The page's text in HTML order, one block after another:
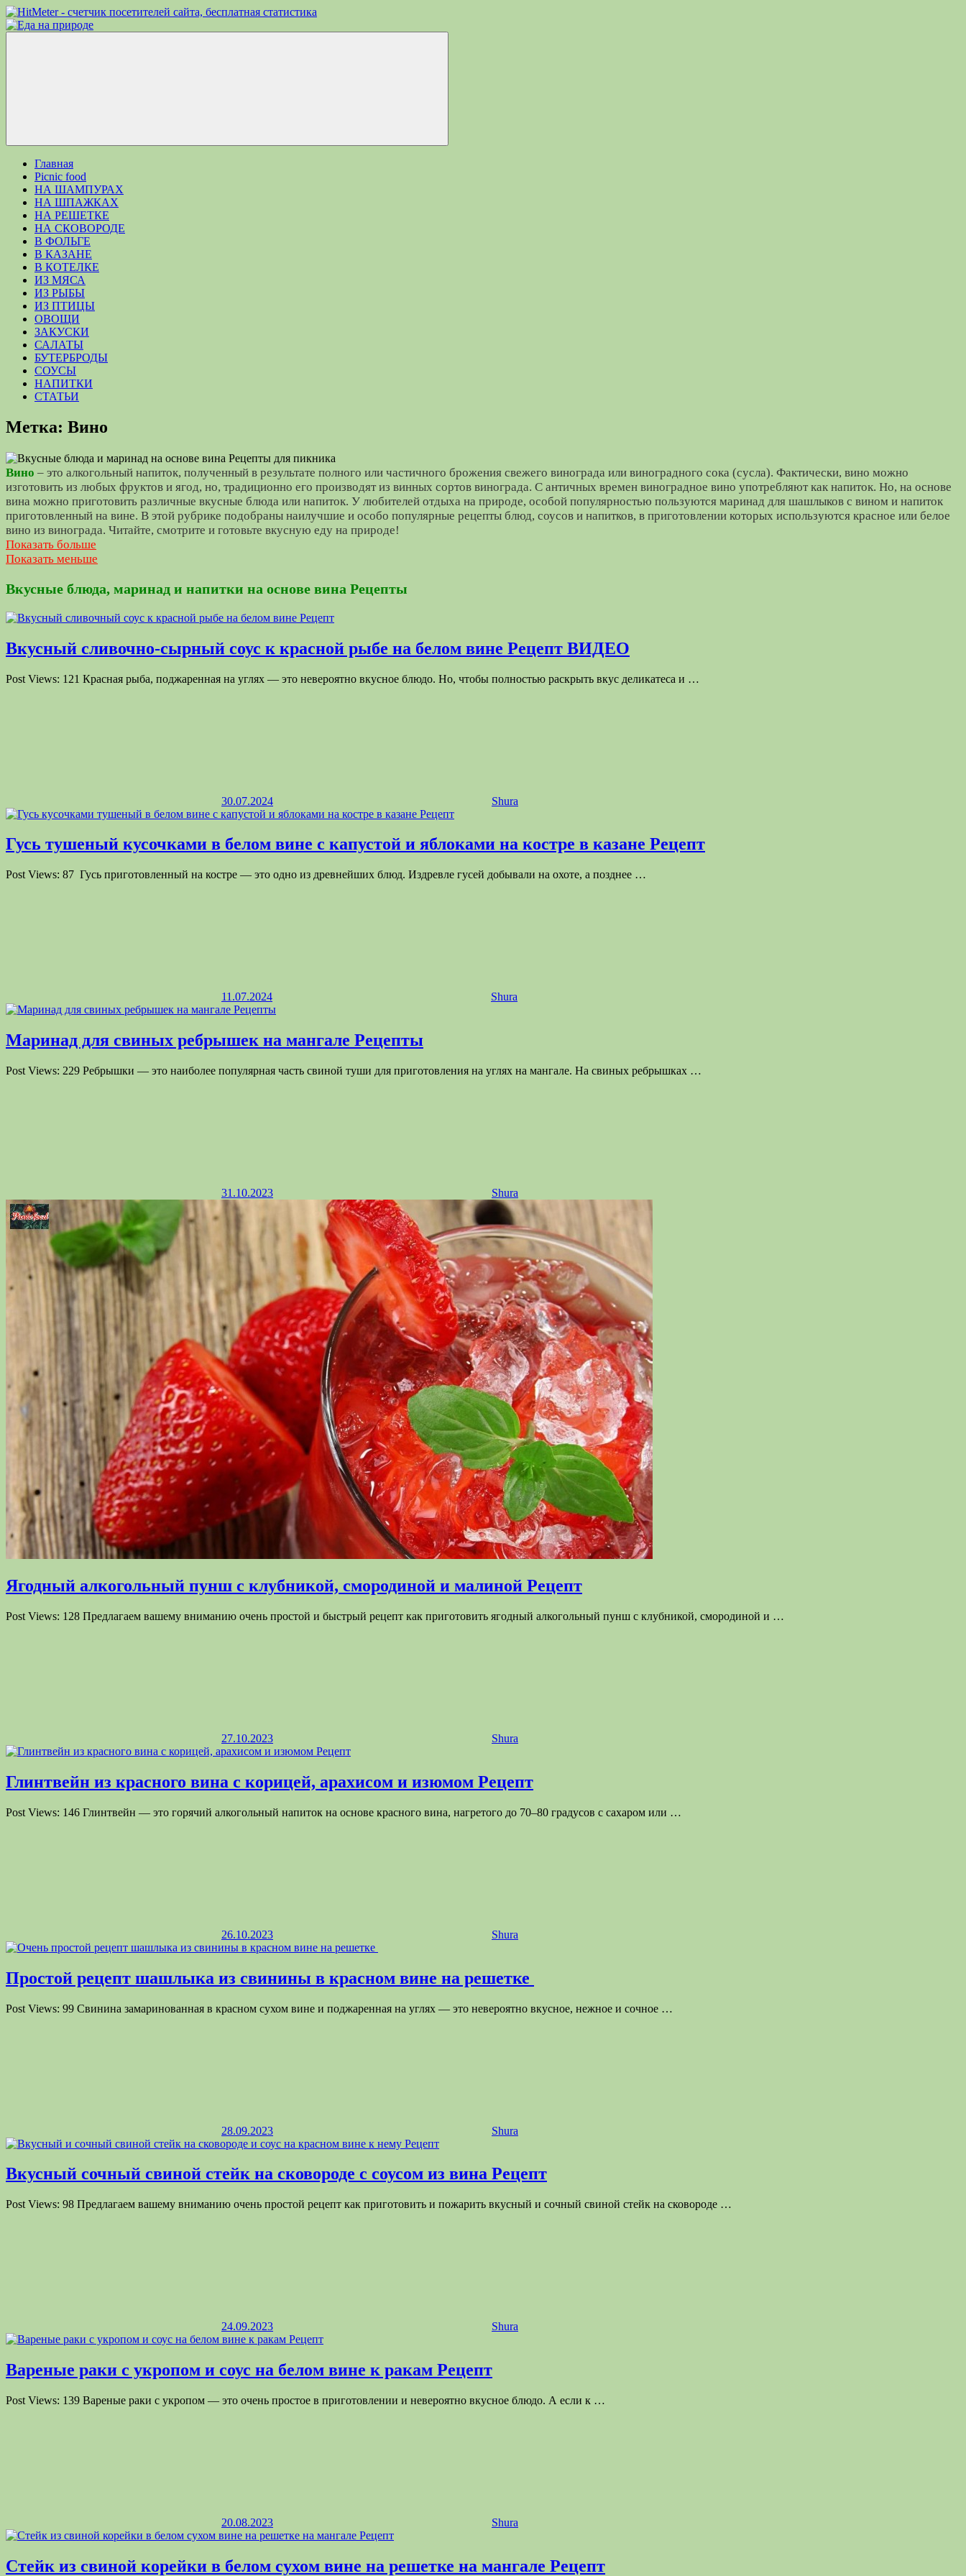
Перейти
к
Меню
Главная
Picnic food
НА ШАМПУРАХ
НА ШПАЖКАХ
НА РЕШЕТКЕ
НА СКОВОРОДЕ
В ФОЛЬГЕ
В КАЗАНЕ
В КОТЕЛКЕ
ИЗ МЯСА
ИЗ РЫБЫ
ИЗ ПТИЦЫ
ОВОЩИ
ЗАКУСКИ
САЛАТЫ
БУТЕРБРОДЫ
СОУСЫ
НАПИТКИ
СТАТЬИ
Метка: Вино
Вино – это алкогольный напиток, полученный в результате полного или частичного брожения свежего винограда или виноградного сока (сусла). Фактически, вино можно
изготовить из любых фруктов и ягод, но, традиционно его производят из винных сортов винограда. С античных времен виноградное вино употребляют как напиток. Но, на основе
вина можно приготовить различные вкусные блюда или напиток. У любителей отдыха на природе, особой популярностью пользуются маринад для шашлыков с вином и напиток
приготовленный на вине. В этой рубрике подобраны наилучшие и особо популярные рецепты блюд, соусов и напитков, в приготовлении которых используются красное или белое
вино из винограда. Читайте, смотрите и готовьте вкусную еду на природе!
Вкусные блюда и маринад на основе вина Рецепты для пикника
Виноградное вино отлично дополняет вкусовыми нотками и ароматами любое блюдо. Винный букет отлично насыщает мясо, рыбу или овощи различными чарующими ароматами.
Оно меняет структуру продукта, подчёркивает нежность мяса и натуральную кислинку капусты. С помощью различных сортов вин можно достичь интересных вкусовых
сочетаний и ароматов. С такой задачей не справляется ни один набор специй. А маринад на вине, в зависимости от сорта, из которого он приготовлен, добавляет блюду фруктовые
или ягодные оттенки.
Вина сочетаются фактически с любыми блюдами. Главное выполнять некоторые правила:
Белые — отлично подходят к рыбе и морепродуктам, а также к блюдам из белого мяса птицы.
Кроме еды, из вин готовят отличные напитки. На природе можно приготовить напиток из вина и фруктов или горячий согревающий напиток на винной основе с пряностями. Наши
рецепты помогут подобрать любые напитки из виноградного вина на любой вкус!
Показать больше
Показать меньше
Вкусные блюда, маринад и напитки на основе вина Рецепты
Вкусный сливочно-сырный соус к красной рыбе на белом вине Рецепт ВИДЕО
Post Views: 121 Красная рыба, поджаренная на углях — это невероятно вкусное блюдо. Но, чтобы полностью раскрыть вкус деликатеса и …
30.07.2024 Shura
Гусь тушеный кусочками в белом вине с капустой и яблоками на костре в казане Рецепт
Post Views: 87 Гусь приготовленный на костре — это одно из древнейших блюд. Издревле гусей добывали на охоте, а позднее …
11.07.2024 Shura
Маринад для свиных ребрышек на мангале Рецепты
Post Views: 229 Ребрышки — это наиболее популярная часть свиной туши для приготовления на углях на мангале. На свиных ребрышках …
31.10.2023 Shura
Ягодный алкогольный пунш с клубникой, смородиной и малиной Рецепт
Post Views: 128 Предлагаем вашему вниманию очень простой и быстрый рецепт как приготовить ягодный алкогольный пунш с клубникой, смородиной и …
27.10.2023 Shura
Глинтвейн из красного вина с корицей, арахисом и изюмом Рецепт
Post Views: 146 Глинтвейн — это горячий алкогольный напиток на основе красного вина, нагретого до 70–80 градусов с сахаром или …
26.10.2023 Shura
Простой рецепт шашлыка из свинины в красном вине на решетке
Post Views: 99 Свинина замаринованная в красном сухом вине и поджаренная на углях — это невероятно вкусное, нежное и сочное …
28.09.2023 Shura
Вкусный сочный свиной стейк на сковороде с соусом из вина Рецепт
Post Views: 98 Предлагаем вашему вниманию очень простой рецепт как приготовить и пожарить вкусный и сочный свиной стейк на сковороде …
24.09.2023 Shura
Вареные раки с укропом и соус на белом вине к ракам Рецепт
Post Views: 139 Вареные раки с укропом — это очень простое в приготовлении и невероятно вкусное блюдо. А если к …
20.08.2023 Shura
Стейк из свиной корейки в белом сухом вине на решетке на мангале Рецепт